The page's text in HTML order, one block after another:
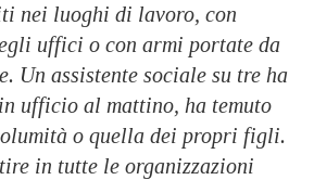
nei luoghi di lavoro, con
uffici o con armi portate da
Un assistente sociale su tre ha
ufficio al mattino, ha temuto
o quella dei propri figli.
in tutte le organizzazioni